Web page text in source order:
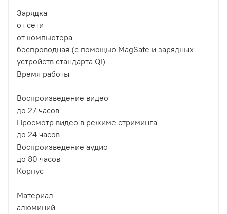
Зарядка
от сети
от компьютера
беспроводная (с помощью MagSafe и зарядных
устройств стандарта Qi)
Время работы
Воспроизведение видео
до 27 часов
Просмотр видео в режиме стриминга
до 24 часов
Воспроизведение аудио
до 80 часов
Корпус
Материал
алюминий